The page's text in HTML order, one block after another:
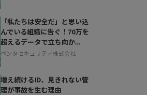
「私たちは安全だ」と思い込
んでいる組織に告ぐ！70万を
超えるデータで立ち向か...
ペンタセキュリティ株式会社
増え続けるID、見きれない管
理が事故を生む理由